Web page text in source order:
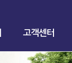
고객센터